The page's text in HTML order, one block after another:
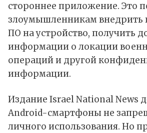
стороннее приложение. Это
злоумышленникам внедрить
ПО на устройство, получить
информации о локации
операций и другой
информации.
Издание Israel National News
Android-смартфоны не
личного использования. Но